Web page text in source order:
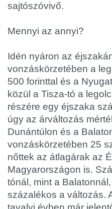
sajtószóvivő.
Mennyi az annyi?
Idén nyáron az
vonzáskörzetében a
500 forinttal és a
közül a Tisza-tó a
részére egy éjszaka
úgy az árváltozás
Dunántúlon és a
vonzáskörzetében 25
nőttek az átlagárak az
Magyarországon is.
tónál, mint a
százalékos a változás.